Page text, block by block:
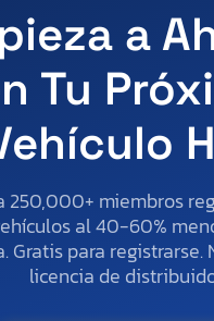
a
Tu
250,000+ miembros
al 40-60%
Gratis para registrarse.
licencia de